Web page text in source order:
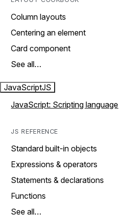
Column layouts
Centering an element
Card component
See all…
JavaScriptJS
JavaScript: Scripting language
JS REFERENCE
Standard built-in objects
Expressions & operators
Statements & declarations
Functions
See all…